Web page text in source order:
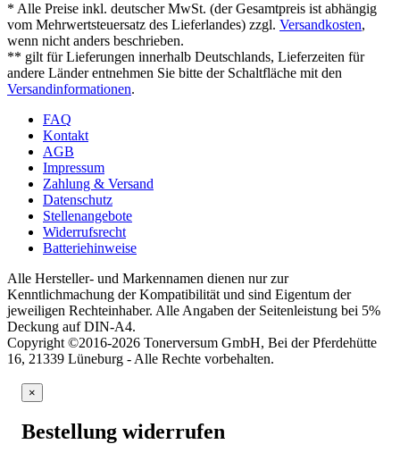
* Alle Preise inkl. deutscher MwSt. (der Gesamtpreis ist abhängig
vom Mehrwertsteuersatz des Lieferlandes) zzgl. Versandkosten,
wenn nicht anders beschrieben.
** gilt für Lieferungen innerhalb Deutschlands, Lieferzeiten für
andere Länder entnehmen Sie bitte der Schaltfläche mit den
Versandinformationen.
FAQ
Kontakt
AGB
Impressum
Zahlung & Versand
Datenschutz
Stellenangebote
Widerrufsrecht
Batteriehinweise
Alle Hersteller- und Markennamen dienen nur zur
Kenntlichmachung der Kompatibilität und sind Eigentum der
jeweiligen Rechteinhaber. Alle Angaben der Seitenleistung bei 5%
Deckung auf DIN-A4.
Copyright ©2016-2026 Tonerversum GmbH, Bei der Pferdehütte
16, 21339 Lüneburg - Alle Rechte vorbehalten.
×
Bestellung widerrufen